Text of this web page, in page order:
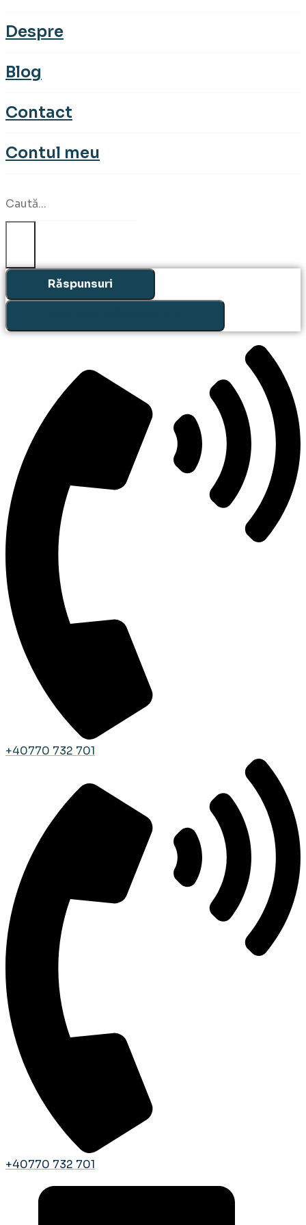
Despre
Blog
Contact
Contul meu
...
Răspunsuri
+40770 732 701
+40770 732 701